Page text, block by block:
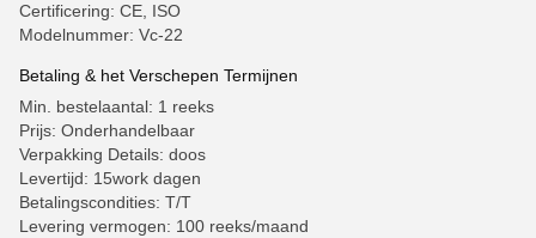
Certificering: CE, ISO
Modelnummer: Vc-22
Betaling & het Verschepen Termijnen
Min. bestelaantal: 1 reeks
Prijs: Onderhandelbaar
Verpakking Details: doos
Levertijd: 15work dagen
Betalingscondities: T/T
Levering vermogen: 100 reeks/maand